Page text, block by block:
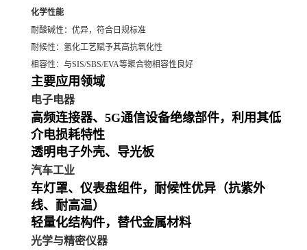
化学性能
耐酸碱性：优异，符合日规标准
耐候性：氢化工艺赋予其高抗氧化性
相容性：与SIS/SBS/EVA等聚合物相容性良好
主要应用领域
电子电器
高频连接器、5G通信设备绝缘部件，利用其低
介电损耗特性
透明电子外壳、导光板
汽车工业
车灯罩、仪表盘组件，耐候性优异（抗紫外
线、耐高温）
轻量化结构件，替代金属材料
光学与精密仪器